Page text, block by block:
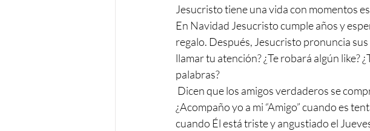
Jesucristo tiene una vida con momentos
En Navidad Jesucristo cumple años y
regalo. Después, Jesucristo pronuncia
llamar tu atención? ¿Te robará algún like?
palabras?
¿Acompaño yo a mi “Amigo” cuando es
cuando Él está triste y angustiado el